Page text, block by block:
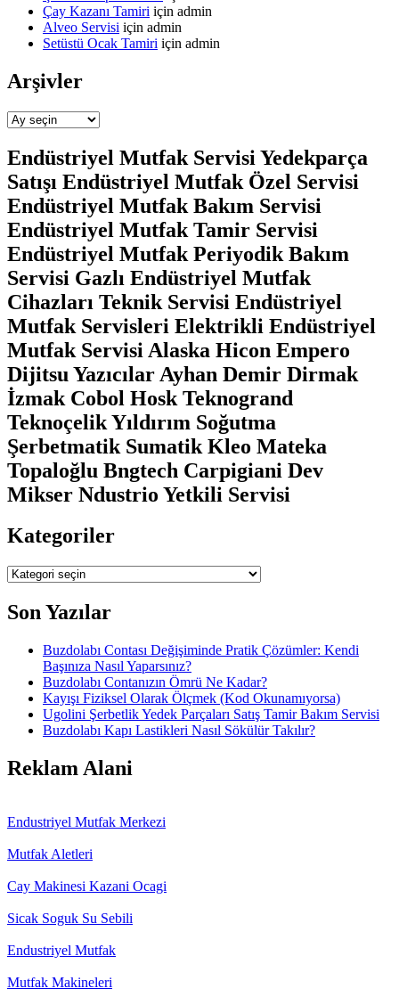
Çay Kazanı Tamiri için admin
Alveo Servisi için admin
Setüstü Ocak Tamiri için admin
Arşivler
Arşivler
Endüstriyel Mutfak Servisi Yedekparça
Satışı Endüstriyel Mutfak Özel Servisi
Endüstriyel Mutfak Bakım Servisi
Endüstriyel Mutfak Tamir Servisi
Endüstriyel Mutfak Periyodik Bakım
Servisi Gazlı Endüstriyel Mutfak
Cihazları Teknik Servisi Endüstriyel
Mutfak Servisleri Elektrikli Endüstriyel
Mutfak Servisi Alaska Hicon Empero
Dijitsu Yazıcılar Ayhan Demir Dirmak
İzmak Cobol Hosk Teknogrand
Teknoçelik Yıldırım Soğutma
Şerbetmatik Sumatik Kleo Mateka
Topaloğlu Bngtech Carpigiani Dev
Mikser Ndustrio Yetkili Servisi
Kategoriler
Kategoriler
Son Yazılar
Buzdolabı Contası Değişiminde Pratik Çözümler: Kendi
Başınıza Nasıl Yaparsınız?
Buzdolabı Contanızın Ömrü Ne Kadar?
Kayışı Fiziksel Olarak Ölçmek (Kod Okunamıyorsa)
Ugolini Şerbetlik Yedek Parçaları Satış Tamir Bakım Servisi
Buzdolabı Kapı Lastikleri Nasıl Sökülür Takılır?
Reklam Alani
Endustriyel Mutfak Merkezi
Mutfak Aletleri
Cay Makinesi Kazani Ocagi
Sicak Soguk Su Sebili
Endustriyel Mutfak
Mutfak Makineleri